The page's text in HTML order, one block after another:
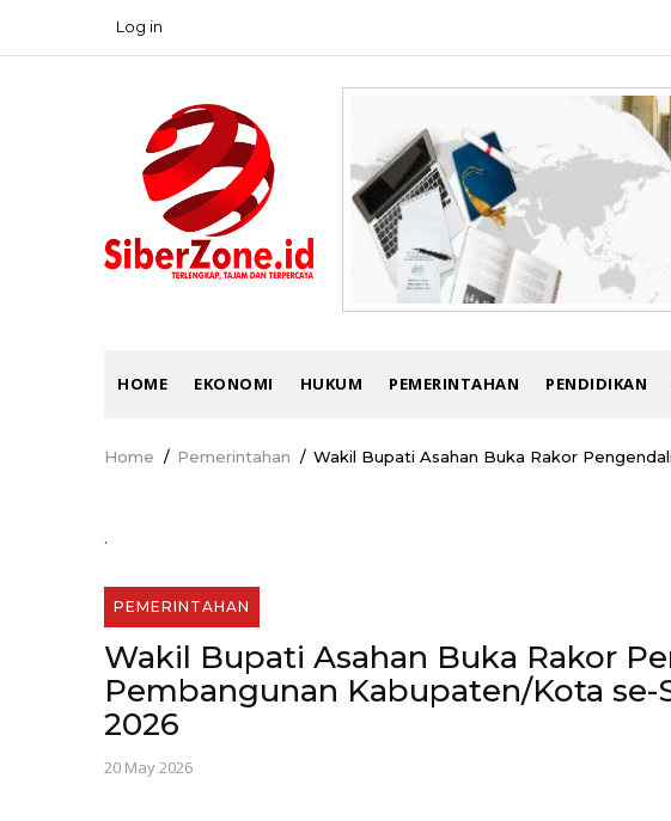
USER
ACCOUNT
Log in
MAIN
HOME EKONOMI HUKUM PEMERINTAHAN PENDIDIKAN
Breadcrumb
Home / Pemerintahan / Wakil Bupati Asahan Buka Rakor
.
PEMERINTAHAN
Wakil Bupati Asahan Buka Rakor
Pembangunan Kabupaten/Kota
2026
20 May 2026